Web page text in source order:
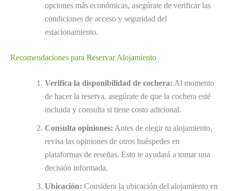
opciones más económicas, asegúrate de verificar las
condiciones de acceso y seguridad del
estacionamiento.
Recomendaciones para Reservar Alojamiento
Verifica la disponibilidad de cochera: Al momento
de hacer la reserva, asegúrate de que la cochera esté
incluida y consulta si tiene costo adicional.
Consulta opiniones: Antes de elegir tu alojamiento,
revisa las opiniones de otros huéspedes en
plataformas de reseñas. Esto te ayudará a tomar una
decisión informada.
Ubicación: Considera la ubicación del alojamiento en